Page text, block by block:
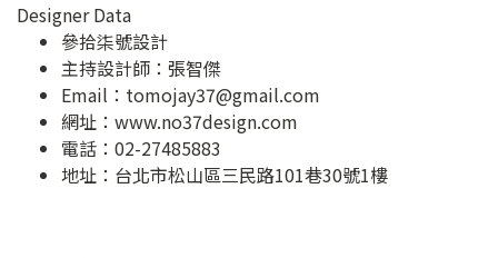
Designer Data
參拾柒號設計
主持設計師：張智傑
Email： tomojay37@gmail.com
網址： www.no37design.com
電話：02-27485883
地址： 台北市松山區三民路101巷30號1樓